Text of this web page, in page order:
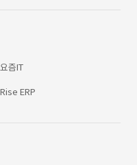
요즘IT
Rise ERP